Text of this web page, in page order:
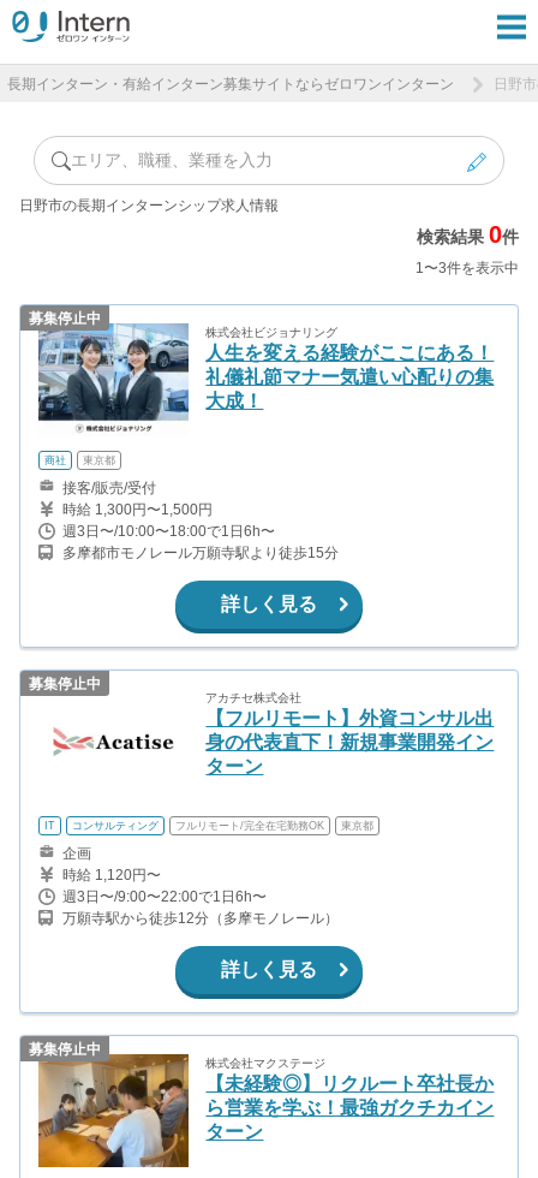
長期インターン・有給インターン募集サイトならゼロワンインターン 日野
エリア、職種、業種を入力
日野市の長期インターンシップ求人情報
検索結果0件
1〜3件を表示中
募集停止中
株式会社ビジョナリング
人生を変える経験がここにある！
礼儀礼節マナー気遣い心配りの集
大成！
商社 東京都
接客/販売/受付
時給 1,300円〜1,500円
週3日〜/10:00〜18:00で1日6h〜
多摩都市モノレール万願寺駅より徒歩15分
詳しく見る
募集停止中
アカチセ株式会社
【フルリモート】外資コンサル出
身の代表直下！新規事業開発イン
ターン
IT コンサルティング フルリモート/完全在宅勤務OK 東京都
企画
時給 1,120円〜
週3日〜/9:00〜22:00で1日6h〜
万願寺駅から徒歩12分（多摩モノレール）
詳しく見る
募集停止中
株式会社マクステージ
【未経験◎】リクルート卒社長か
ら営業を学ぶ！最強ガクチカイン
ターン